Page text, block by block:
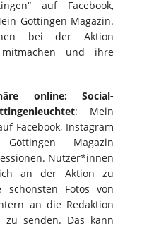
auf Facebook,
Göttingen Magazin.
bei der Aktion
mitmachen und ihre
online: Social-
: Mein
Facebook, Instagram
Magazin
Nutzer*innen
an der Aktion zu
Fotos von
an die Redaktion
zu senden. Das kann